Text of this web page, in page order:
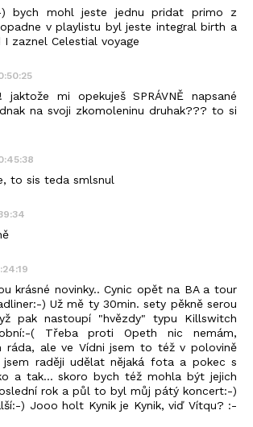
bych mohl jeste jednu pridat primo z
v playlistu byl jeste integral birth a
zaznel Celestial voyage
mi opekuješ SPRÁVNĚ napsané
na svoji zkomoleninu druhak??? to si
to sis teda smlsnul
krásné novinky.. Cynic opět na BA a tour
) Už mě ty 30min. sety pěkně serou
pak nastoupí "hvězdy" typu Killswitch
( Třeba proti Opeth nic nemám,
ráda, ale ve Vídni jsem to též v polovině
raději udělat nějaká fota a pokec s
a tak... skoro bych též mohla být jejich
rok a půl to byl můj pátý koncert:-)
) Jooo holt Kynik je Kynik, viď Vítqu? :-